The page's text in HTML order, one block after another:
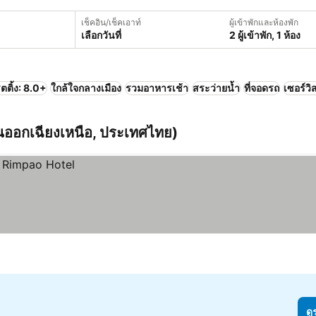
เช็คอิน/เช็คเอาท์
เลือกวันที่
ผู้เข้าพักและห้องพัก
2 ผู้เข้าพัก, 1 ห้อง
ตติ้ง: 8.0+ ใกล้ใจกลางเมือง รวมอาหารเช้า สระว่ายน้ำ ที่จอดรถ เซอร์วิ
อกเฉียงเหนือ, ประเทศไทย)
ดู